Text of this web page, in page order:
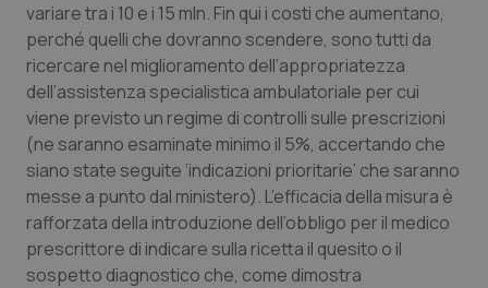
Oncologia & Nutrizione
Psoriasi & pelle
Quotidiano Cardiologia
Quotidiano Chirurgia
Quotidiano Oncologia
variare tra i 10 e i 15 mln. Fin qui i costi che aumentano,
perché quelli che dovranno scendere, sono tutti da
ricercare nel miglioramento dell’appropriatezza
dell’assistenza specialistica ambulatoriale per cui
viene previsto un regime di controlli sulle prescrizioni
(ne saranno esaminate minimo il 5%, accertando che
siano state seguite ‘indicazioni prioritarie’ che saranno
messe a punto dal ministero). L’efficacia della misura è
rafforzata della introduzione dell’obbligo per il medico
prescrittore di indicare sulla ricetta il quesito o il
sospetto diagnostico che, come dimostra